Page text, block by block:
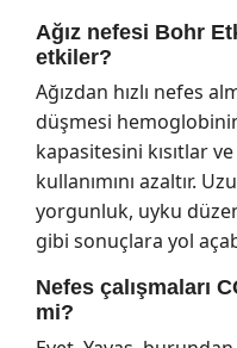
Ağız nefesi Bohr
etkiler?
Ağızdan hızlı nefes
düşmesi
kapasitesini kısıtlar
kullanımını azaltır.
yorgunluk, uyku
gibi sonuçlara yol
Nefes çalışmaları
mi?